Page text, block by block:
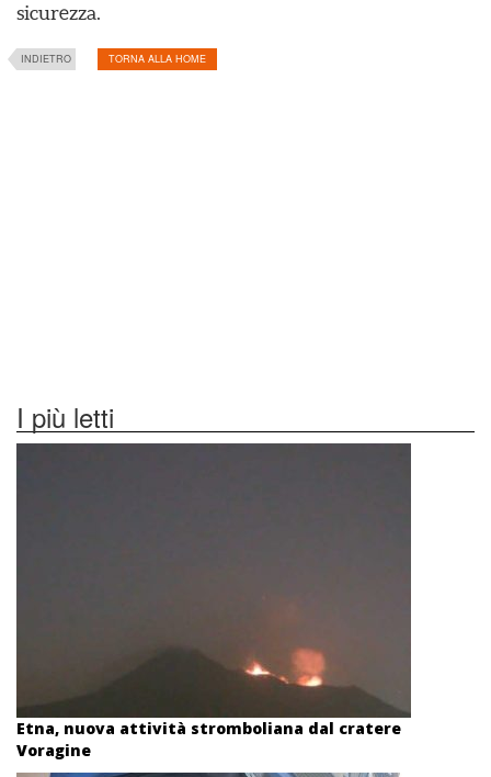
sicurezza.
INDIETRO TORNA ALLA HOME
I più letti
Etna, nuova attività stromboliana dal cratere
Voragine